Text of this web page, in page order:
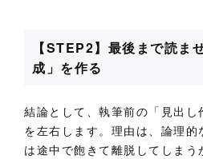
【STEP2】最後まで読ま
成」を作る
結論として、執筆前の「見出し
を左右します。理由は、論理
は途中で飽きて離脱してしま